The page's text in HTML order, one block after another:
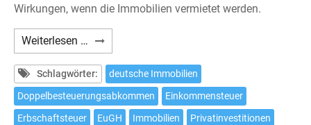
Wirkungen, wenn die Immobilien vermietet werden.
Weiterlesen … Deutsche
Besteuerung
ausländischer
Immobilieninvestoren
Schlagwörter:
deutsche Immobilien
Doppelbesteuerungsabkommen
Einkommensteuer
Erbschaftsteuer
EuGH Immobilien
Privatinvestitionen